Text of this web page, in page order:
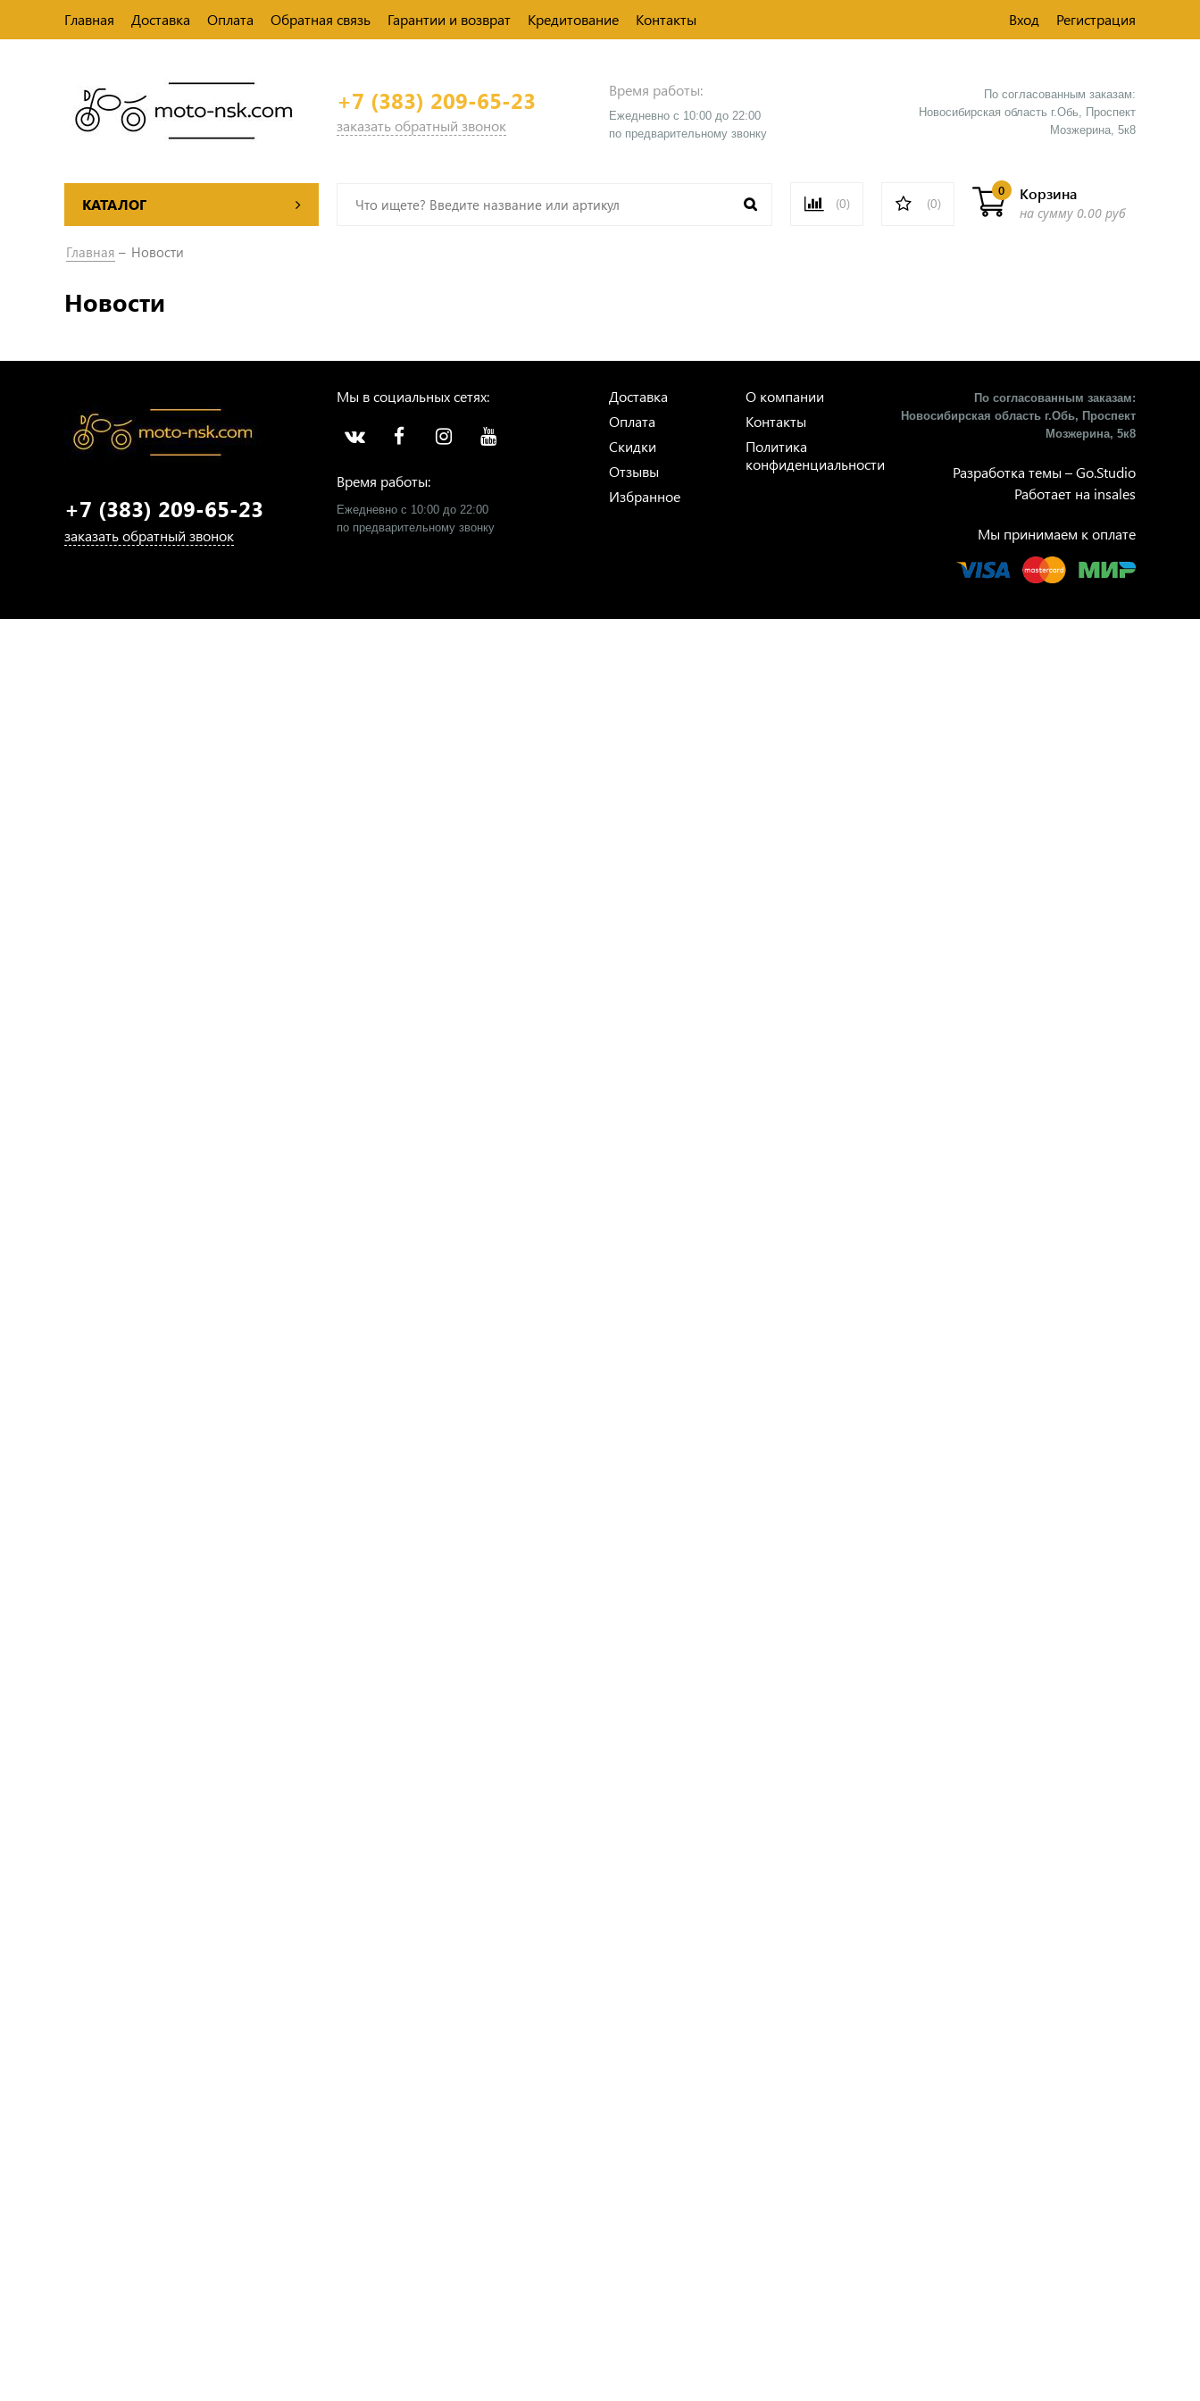
Главная Доставка Оплата Обратная связь Гарантии и возврат Кредитование Контакты Вход Регистрация
+7 (383) 209-65-23
заказать обратный звонок
Время работы:
Ежедневно с 10:00 до 22:00
​по предварительному звонку
По согласованным заказам:
Новосибирская область г.Обь, Проспект
Мозжерина, 5к8​
КАТАЛОГ (0) (0)
Корзина
0
на сумму 0.00 руб
Главная Новости
Новости
+7 (383) 209-65-23
заказать обратный звонок
Мы в социальных сетях:
Время работы:
Ежедневно с 10:00 до 22:00
​по предварительному звонку
Доставка
Оплата
Скидки
Отзывы
Избранное
О компании
Контакты
Политика
конфиденциальности
По согласованным заказам:
Новосибирская область г.Обь, Проспект
Мозжерина, 5к8​
Разработка темы –Go.Studio
Работает на insales
Мы принимаем к оплате